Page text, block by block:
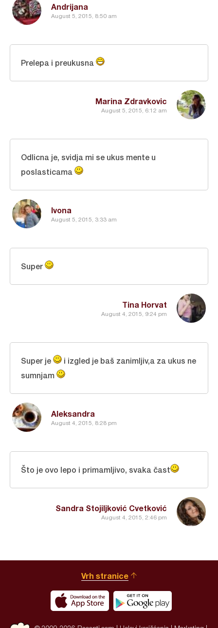
Andrijana
August 5, 2015, 8:50 am
Marina Zdravkovic
August 5, 2015, 6:12 am
Prelepa i preukusna
Ivona
August 5, 2015, 3:33 am
Odlicna je, svidja mi se ukus mente u
poslasticama
Tina Horvat
August 4, 2015, 9:24 pm
Super
Aleksandra
August 4, 2015, 8:28 pm
Super je
i izgled je baš zanimljiv,a za ukus ne
sumnjam
Sandra Stojiljković Cvetković
August 4, 2015, 2:46 pm
Što je ovo lepo i primamljivo, svaka čast
Vrh stranice